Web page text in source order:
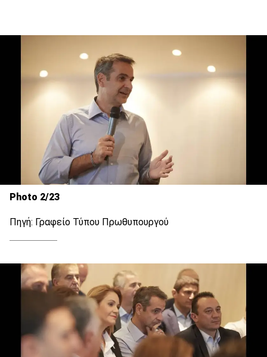
Photo 2/23
Πηγή: Γραφείο Τύπου Πρωθυπουργού